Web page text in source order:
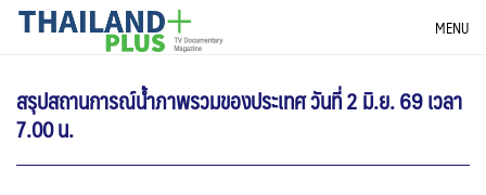
SkipTHAILANDPLUS NEWS MENU
สรุปสถานการณ์น้ำภาพรวมของประเทศ วันที่ 2 มิ.ย. 69 เวลา
7.00 น.